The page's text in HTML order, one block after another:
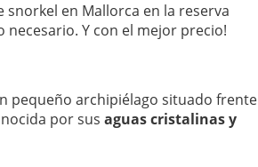
snorkel en Mallorca en la reserva
Y con el mejor precio!
pequeño archipiélago situado frente
por sus aguas cristalinas y